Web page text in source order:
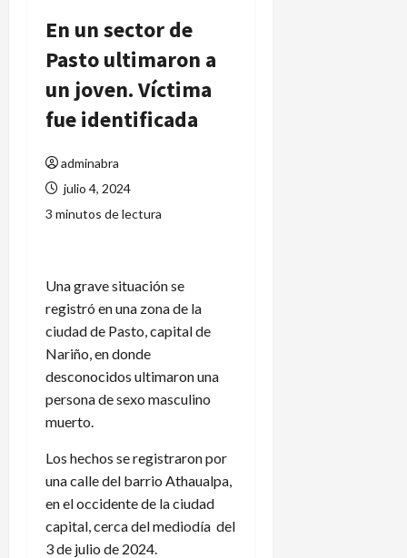
En un sector de
Pasto ultimaron a
un joven. Víctima
fue identificada
adminabra
julio 4, 2024
3 minutos de lectura
Una grave situación se
registró en una zona de la
ciudad de Pasto, capital de
Nariño, en donde
desconocidos ultimaron una
persona de sexo masculino
muerto.
Los hechos se registraron por
una calle del barrio Athaualpa,
en el occidente de la ciudad
capital, cerca del mediodía del
3 de julio de 2024.